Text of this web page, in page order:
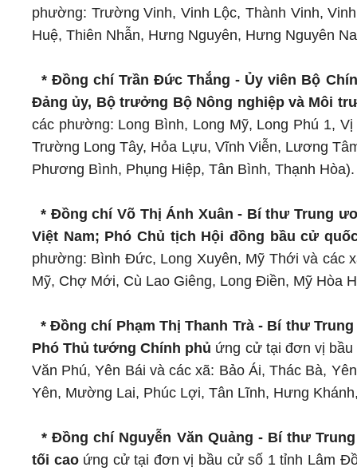
phường: Trường Vinh, Vinh Lộc, Thành Vinh,
Huệ, Thiên Nhẫn, Hưng Nguyên, Hưng Nguyên
* Đồng chí Trần Đức Thắng - Ủy viên Bộ
Đảng ủy, Bộ trưởng Bộ Nông nghiệp và Môi
các phường: Long Bình, Long Mỹ, Long Phú 1,
Trường Long Tây, Hỏa Lựu, Vĩnh Viễn, Lương
Phương Bình, Phụng Hiệp, Tân Bình, Thạnh Hòa).
* Đồng chí Võ Thị Ánh Xuân - Bí thư Trung
Việt Nam; Phó Chủ tịch Hội đồng bầu cử
phường: Bình Đức, Long Xuyên, Mỹ Thới và các
Mỹ, Chợ Mới, Cù Lao Giêng, Long Điền, Mỹ Hòa
* Đồng chí Phạm Thị Thanh Trà - Bí thư
Phó Thủ tướng Chính phủ ứng cử tại đơn vị
Văn Phú, Yên Bái và các xã: Bảo Ái, Thác Bà,
Yên, Mường Lai, Phúc Lợi, Tân Lĩnh, Hưng
* Đồng chí Nguyễn Văn Quảng - Bí thư
tối caoứng cử tại đơn vị bầu cử số 1 tỉnh Lâm